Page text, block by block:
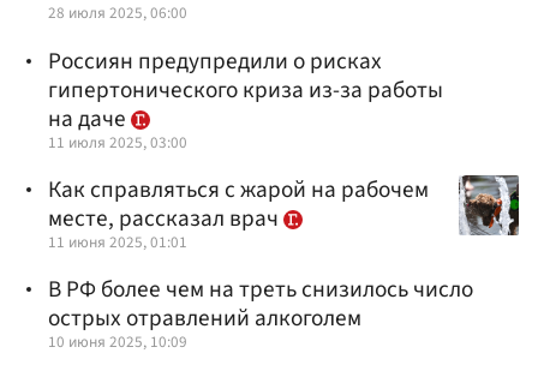
28 июля 2025, 06:00
Россиян предупредили о рисках
гипертонического криза из-за работы
на даче
11 июля 2025, 03:00
Как справляться с жарой на рабочем
месте, рассказал врач
11 июня 2025, 01:01
В РФ более чем на треть снизилось число
острых отравлений алкоголем
10 июня 2025, 10:09